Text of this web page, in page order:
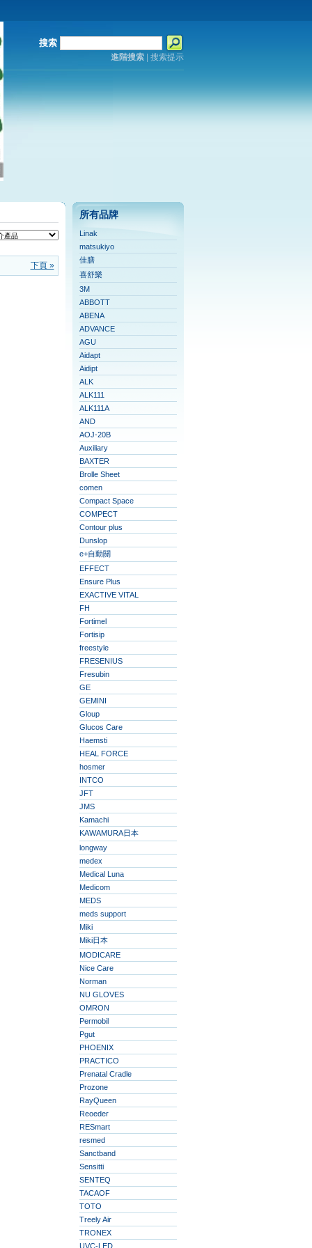
搜索
進階搜索| 搜索提示
下頁 »
所有品牌
Linak
matsukiyo
佳膳
喜舒樂
3M
ABBOTT
ABENA
ADVANCE
AGU
Aidapt
Aidipt
ALK
ALK111
ALK111A
AND
AOJ-20B
Auxiliary
BAXTER
Brolle Sheet
comen
Compact Space
COMPECT
Contour plus
Dunslop
e+自動關
EFFECT
Ensure Plus
EXACTIVE VITAL
FH
Fortimel
Fortisip
freestyle
FRESENIUS
Fresubin
GE
GEMINI
Gloup
Glucos Care
Haemsti
HEAL FORCE
hosmer
INTCO
JFT
JMS
Kamachi
KAWAMURA日本
longway
medex
Medical Luna
Medicom
MEDS
meds support
Miki
Miki日本
MODICARE
Nice Care
Norman
NU GLOVES
OMRON
Permobil
Pgut
PHOENIX
PRACTICO
Prenatal Cradle
Prozone
RayQueen
Reoeder
RESmart
resmed
Sanctband
Sensitti
SENTEQ
TACAOF
TOTO
Treely Air
TRONEX
UVC-LED